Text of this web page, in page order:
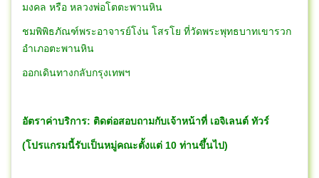
มงคล หรือ หลวงพ่อโตตะพานหิน
ชมพิพิธภัณฑ์พระอาจารย์โง่น โสรโย ที่วัดพระพุทธบาทเขารวก
อำเภอตะพานหิน
ออกเดินทางกลับกรุงเทพฯ
อัตราค่าบริการ: ติดต่อสอบถามกับเจ้าหน้าที่ เอจิเลนต์ ทัวร์
(โปรแกรมนี้รับเป็นหมู่คณะตั้งแต่ 10 ท่านขึ้นไป)